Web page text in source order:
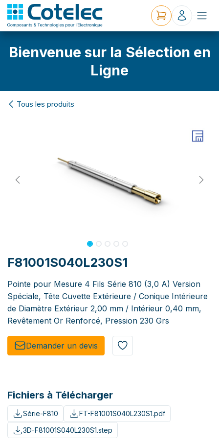
Bienvenue sur la Sélection en
Ligne
Tous les produits
F81001S040L230S1
Pointe pour Mesure 4 Fils Série 810 (3,0 A) Version
Spéciale, Tête Cuvette Extérieure / Conique Intérieure
de Diamètre Extérieur 2,00 mm / Intérieur 0,40 mm,
Revêtement Or Renforcé, Pression 230 Grs
Demander un de​​vis​​
Fichiers à Télécharger
Série-F810
FT-F81001S040L230S1.pdf
3D-F81001S040L230S1.step